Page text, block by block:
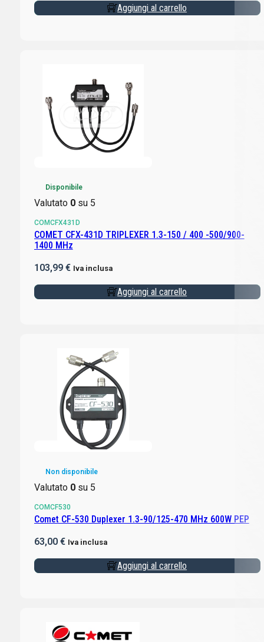
Aggiungi al carrello
Disponibile
Valutato 0su 5
COMCFX431D
COMET CFX-431D TRIPLEXER 1.3-150 / 400 -500/900-
1400 MHz
103,99 € Iva inclusa
Aggiungi al carrello
Non disponibile
Valutato 0su 5
COMCF530
Comet CF-530 Duplexer 1.3-90/125-470 MHz 600W PEP
63,00 € Iva inclusa
Aggiungi al carrello